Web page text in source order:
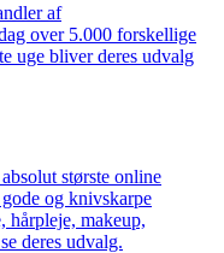
af
over 5.000 forskellige
uge bliver deres udvalg
største online
og knivskarpe
hårpleje, makeup,
deres udvalg.